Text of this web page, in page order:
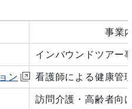
事業
インバウンドツアー
ン 看護師による健康管
訪問介護・高齢者向